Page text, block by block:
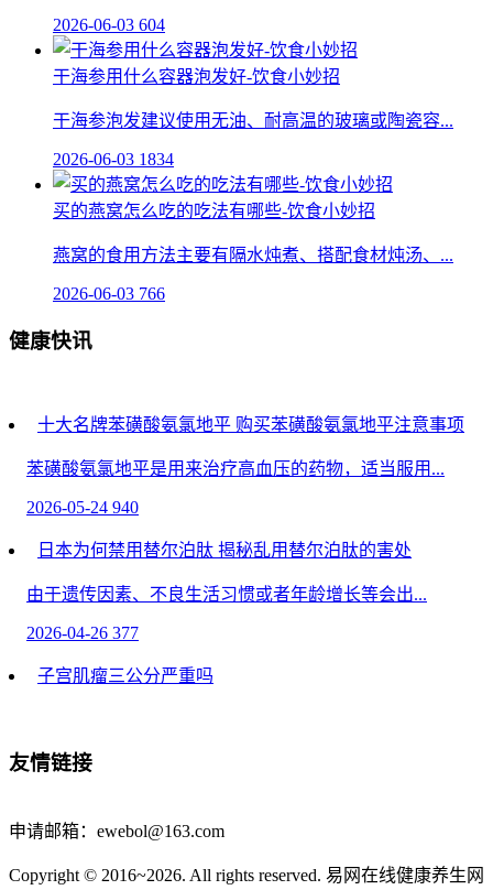
2026-06-03 604
干海参用什么容器泡发好-饮食小妙招
干海参泡发建议使用无油、耐高温的玻璃或陶瓷容...
2026-06-03 1834
买的燕窝怎么吃的吃法有哪些-饮食小妙招
燕窝的食用方法主要有隔水炖煮、搭配食材炖汤、...
2026-06-03 766
健康快讯
十大名牌苯磺酸氨氯地平 购买苯磺酸氨氯地平注意事项
苯磺酸氨氯地平是用来治疗高血压的药物，适当服用...
2026-05-24 940
日本为何禁用替尔泊肽 揭秘乱用替尔泊肽的害处
由于遗传因素、不良生活习惯或者年龄增长等会出...
2026-04-26 377
子宫肌瘤三公分严重吗
2026-05-05
丰胸的最快好方法主要有饮食调理、运动锻炼、物...
2026-04-19 386
友情链接
申请邮箱：ewebol@163.com
Copyright © 2016~2026. All rights reserved. 易网在线健康养生网